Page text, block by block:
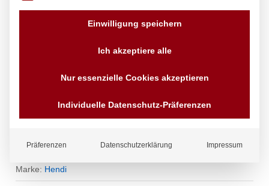
Beige, 500 Stk., 250x350mm
Marke: Hendi
Einwilligung speichern
Ich akzeptiere alle
Nur essenzielle Cookies akzeptieren
Individuelle Datenschutz-Präferenzen
Präferenzen Datenschutzerklärung Impressum